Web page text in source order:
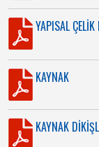
YAPISAL ÇELİK
KAYNAK
KAYNAK